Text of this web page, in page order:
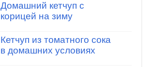
Домашний кетчуп с
корицей на зиму
Кетчуп из томатного сока
в домашних условиях